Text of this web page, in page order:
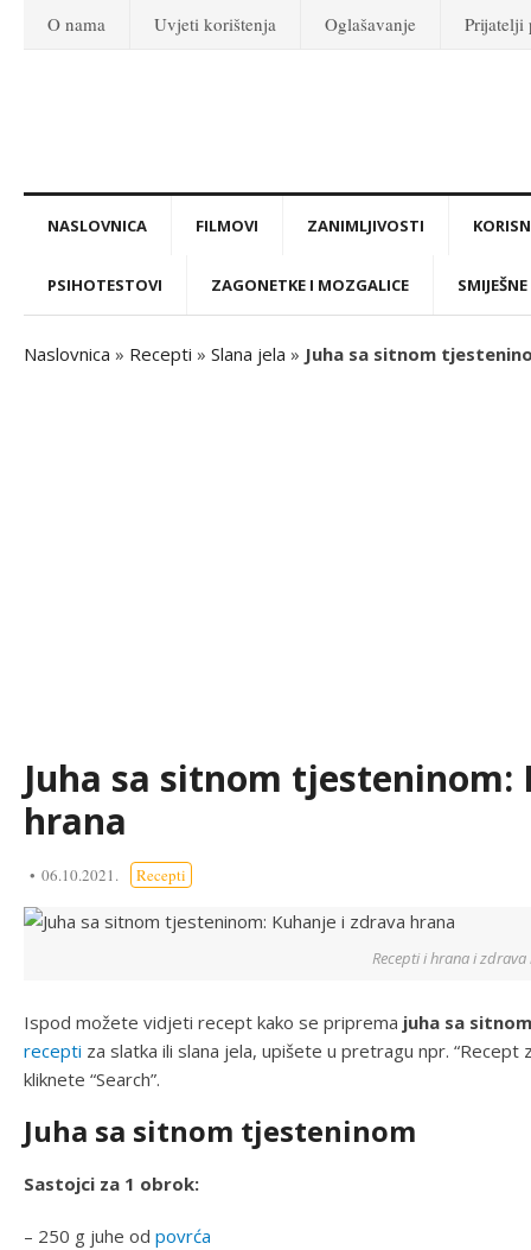
O nama Uvjeti korištenja Oglašavanje Prijatelji
NASLOVNICA FILMOVI ZANIMLJIVOSTI
PSIHOTESTOVI ZAGONETKE I MOZGALICE
Naslovnica » Recepti » Slana jela » Juha sa sitnom
Juha sa sitnom tjesteninom:
hrana
06.10.2021. Recepti
Recepti i hrana i zdrava
Ispod možete vidjeti recept kako se priprema juha sa
recepti za slatka ili slana jela, upišete u pretragu npr. “Recept
kliknete “Search”.
Juha sa sitnom tjesteninom
Sastojci za 1 obrok:
– 250 g juhe od povrća